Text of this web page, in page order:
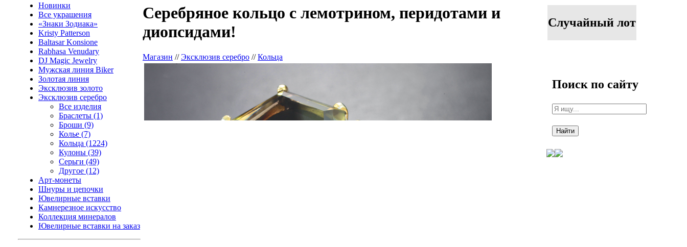
Новинки
Все украшения
«Знаки Зодиака»
Kristy Patterson
Baltasar Konsione
Rabhasa Venudary
DJ Magic Jewelry
Мужская линия Biker
Золотая линия
Эксклюзив золото
Эксклюзив серебро
Все изделия
Браслеты (1)
Броши (9)
Колье (7)
Кольца (1224)
Кулоны (39)
Серьги (49)
Другое (12)
Арт-монеты
Шнуры и цепочки
Ювелирные вставки
Камнерезное искусство
Коллекция минералов
Ювелирные вставки на заказ
Серебряное кольцо с лемотрином, перидотами и
диопсидами!
Магазин //Эксклюзив серебро //Кольца
Случайный лот
Поиск по сайту